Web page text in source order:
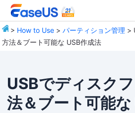
> How to Use >パーティション管理 >
方法＆ブート可能な USB作成法
USBでディスク
法＆ブート可能